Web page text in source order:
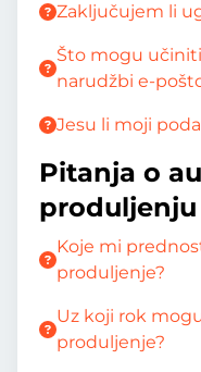
Zaključujem li
Što mogu
narudžbi e-
Jesu li moji
Pitanja o
produljenju
Koje mi
produljenje?
Uz koji rok
produljenje?